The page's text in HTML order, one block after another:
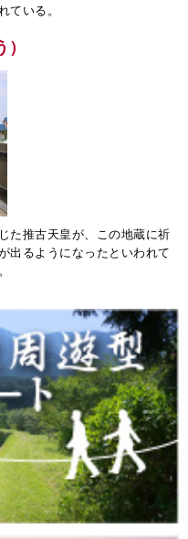
ている。
た推古天皇が、この地蔵に祈
出るようになったといわれて